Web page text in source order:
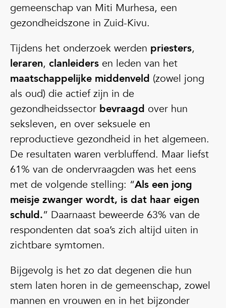
gemeenschap van Miti Murhesa, een
gezondheidszone in Zuid-Kivu.
Tijdens het onderzoek werden priesters,
leraren, clanleiders en leden van het
maatschappelijke middenveld (zowel jong
als oud) die actief zijn in de
gezondheidssector bevraagd over hun
seksleven, en over seksuele en
reproductieve gezondheid in het algemeen.
De resultaten waren verbluffend. Maar liefst
61% van de ondervraagden was het eens
met de volgende stelling: “Als een jong
meisje zwanger wordt, is dat haar eigen
schuld.” Daarnaast beweerde 63% van de
respondenten dat soa’s zich altijd uiten in
zichtbare symtomen.
Bijgevolg is het zo dat degenen die hun
stem laten horen in de gemeenschap, zowel
mannen en vrouwen en in het bijzonder